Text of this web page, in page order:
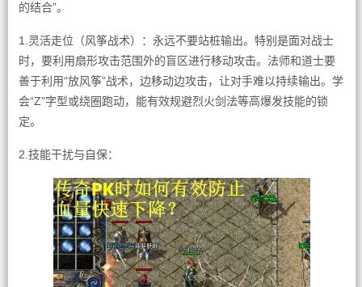
的结合”。
1.灵活走位（风筝战术）：永远不要站桩输出。特别是面对战士
时，要利用扇形攻击范围外的盲区进行移动攻击。法师和道士要
善于利用“放风筝”战术，边移动边攻击，让对手难以持续输出。学
会“Z”字型或绕圈跑动，能有效规避烈火剑法等高爆发技能的锁
定。
2.技能干扰与自保：